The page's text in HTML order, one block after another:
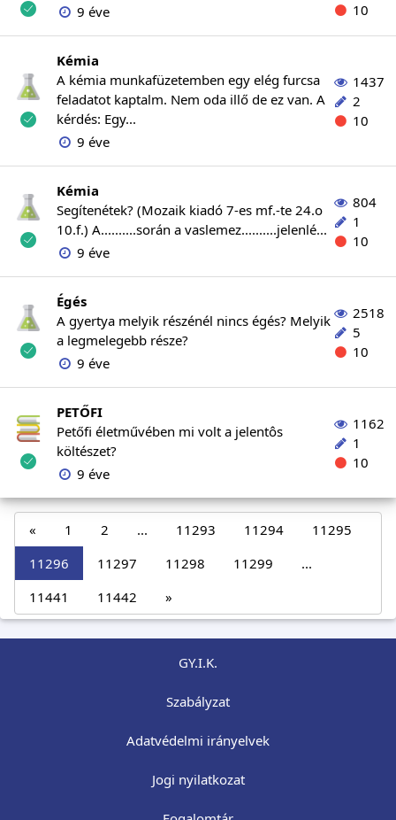
9 éve
10
Kémia
A kémia munkafüzetemben egy elég furcsa
feladatot kaptalm. Nem oda illő de ez van. A
kérdés: Egy...
9 éve
1437
2
10
Kémia
Segítenétek? (Mozaik kiadó 7-es mf.-te 24.o
10.f.) A..........során a vaslemez..........jelenlé...
9 éve
804
1
10
Égés
A gyertya melyik részénél nincs égés? Melyik
a legmelegebb része?
9 éve
2518
5
10
PETŐFI
Petőfi életművében mi volt a jelentôs
költészet?
9 éve
1162
1
10
« 1 2 ... 11293 11294
11295
11296
11297 11298 11299
...
11441
11442 »
GY.I.K.
Szabályzat
Adatvédelmi irányelvek
Jogi nyilatkozat